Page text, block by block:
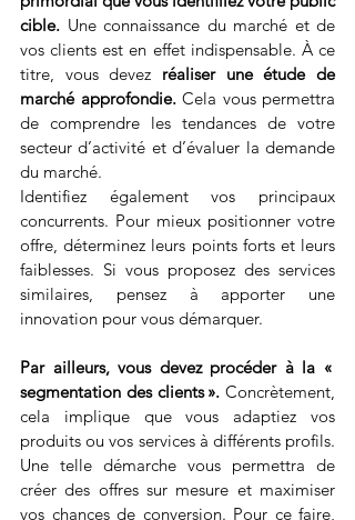
cible. Une connaissance du marché et de
vos clients est en effet indispensable. À ce
titre, vous devez réaliser une étude de
marché approfondie. Cela vous permettra
de comprendre les tendances de votre
secteur d’activité et d’évaluer la demande
du marché.
Identifiez également vos principaux
concurrents. Pour mieux positionner votre
offre, déterminez leurs points forts et leurs
faiblesses. Si vous proposez des services
similaires, pensez à apporter une
innovation pour vous démarquer.
Par ailleurs, vous devez procéder à la «
segmentation des clients ». Concrètement,
cela implique que vous adaptiez vos
produits ou vos services à différents profils.
Une telle démarche vous permettra de
créer des offres sur mesure et maximiser